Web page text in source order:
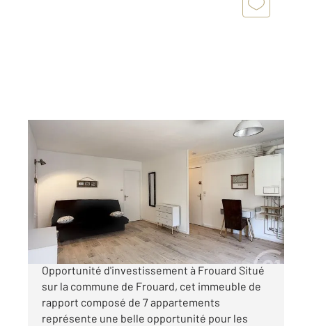
Ref : 39320
Immeuble à vendre
330 000 €
Immeuble de rapport 7 appartements
Opportunité d'investissement à Frouard Situé
sur la commune de Frouard, cet immeuble de
rapport composé de 7 appartements
représente une belle opportunité pour les